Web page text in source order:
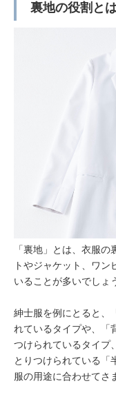
裏地の役割と
「裏地」とは、衣服
トやジャケット、ワ
いることが多いでしょ
紳士服を例にとると、
れているタイプや、「
つけられているタイプ
とりつけられている「
服の用途に合わせてさ